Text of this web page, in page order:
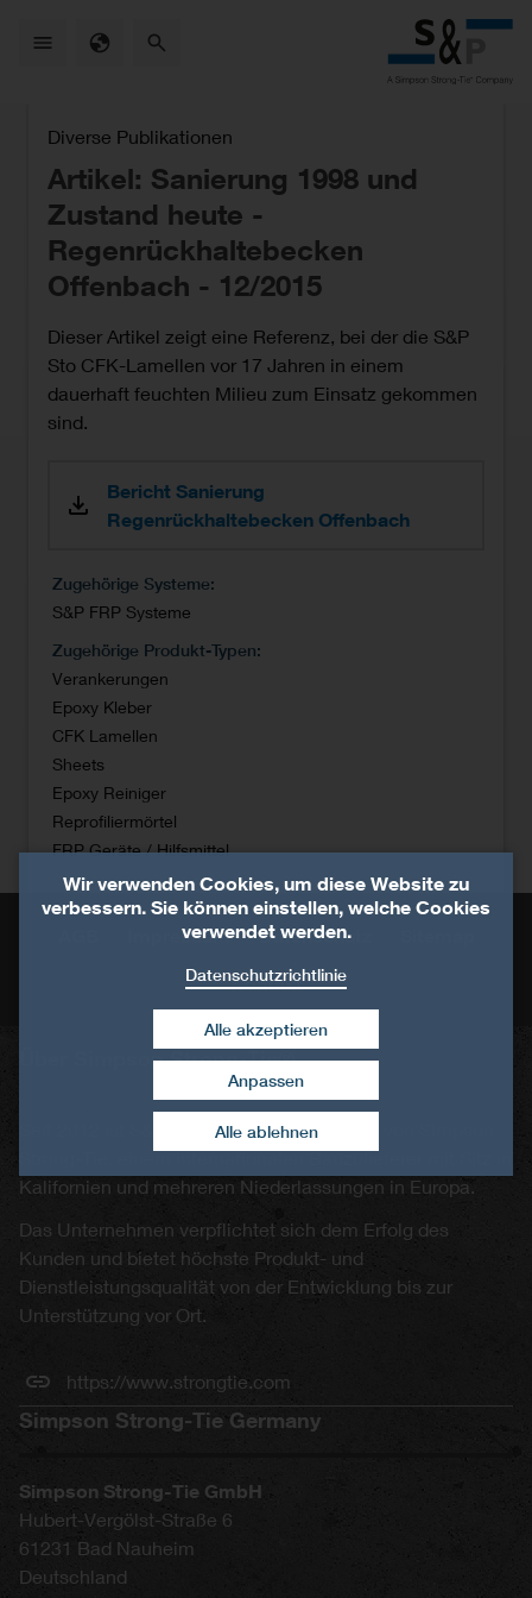
Diverse Publikationen
Artikel: Sanierung 1998 und
Zustand heute -
Regenrückhaltebecken
Offenbach - 12/2015
Dieser Artikel zeigt eine Referenz, bei der die S&P
Sto CFK-Lamellen vor 17 Jahren in einem
dauerhaft feuchten Milieu zum Einsatz gekommen
sind.
Bericht Sanierung
Regenrückhaltebecken Offenbach
Zugehörige Systeme
S&P FRP Systeme
Zugehörige Produkt-Typen
Verankerungen
Epoxy Kleber
CFK Lamellen
Sheets
Epoxy Reiniger
Reprofiliermörtel
FRP Geräte / Hilfsmittel
Impressum Datenschutz
Kontakt
Über Simpson Strong-Tie®
Seit 2012 ist S&P eine Tochtergesellschaft von Simpson
Strong-Tie, einem internationalen Bauzulieferer mit Sitz in
Kalifornien und mehreren Niederlassungen in Europa.
Das Unternehmen verpflichtet sich dem Erfolg des
Kunden und bietet höchste Produkt- und
Dienstleistungsqualität von der Entwicklung bis zur
Unterstützung vor Ort.
https://www.strongtie.com
Simpson Strong-Tie Germany
Simpson Strong-Tie GmbH
Hubert-Vergölst-Straße 6
61231 Bad Nauheim
Deutschland
Wir verwenden Cookies, um diese Website zu
verbessern. Sie können einstellen, welche Cookies
verwendet werden.
Datenschutzrichtlinie
Alle ablehnen
Alle akzeptieren
Zustimmung widerrufen
Anpassen